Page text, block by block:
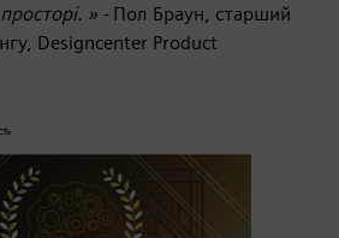
» - Пол Браун, старший
Designcenter Product